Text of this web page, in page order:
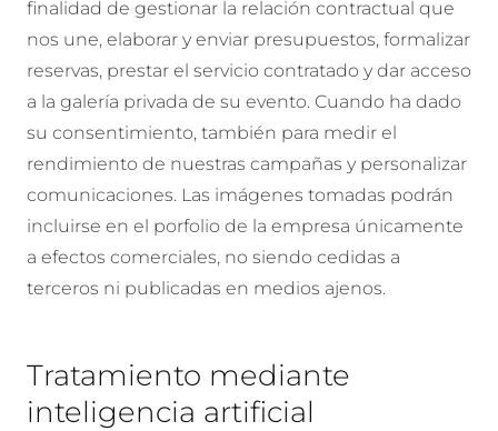
finalidad de gestionar la relación contractual que
nos une, elaborar y enviar presupuestos, formalizar
reservas, prestar el servicio contratado y dar acceso
a la galería privada de su evento. Cuando ha dado
su consentimiento, también para medir el
rendimiento de nuestras campañas y personalizar
comunicaciones. Las imágenes tomadas podrán
incluirse en el porfolio de la empresa únicamente
a efectos comerciales, no siendo cedidas a
terceros ni publicadas en medios ajenos.
Tratamiento mediante
inteligencia artificial